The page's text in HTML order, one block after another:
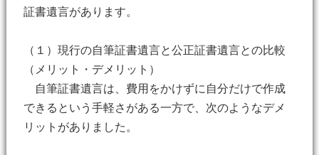
証書遺言があります。
（１）現行の自筆証書遺言と公正証書遺言との比較
（メリット・デメリット）
自筆証書遺言は、費用をかけずに自分だけで作成
できるという手軽さがある一方で、次のようなデメ
リットがありました。